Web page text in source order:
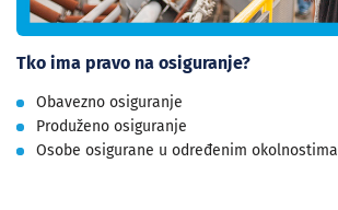
Tko ima pravo na osiguranje?
Obavezno osiguranje
Produženo osiguranje
Osobe osigurane u određenim okolnostima